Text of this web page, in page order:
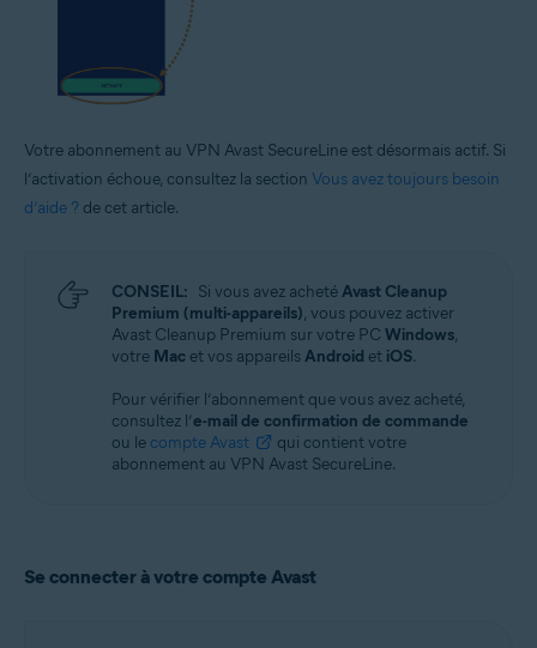
Votre abonnement au VPN Avast SecureLine est désormais actif. Si
l’activation échoue, consultez la section Vous avez toujours besoin
d’aide ? de cet article.
CONSEIL: Si vous avez achetéAvast Cleanup
Premium (multi-appareils), vous pouvez activer
Avast Cleanup Premium sur votre PC Windows,
votre Mac et vos appareilsAndroid et iOS.
Pour vérifier l’abonnement que vous avez acheté,
consultez l’e-mail de confirmation de commande
ou le compte Avast
qui contient votre
abonnement au VPN Avast SecureLine.
Se connecter à votre compte Avast